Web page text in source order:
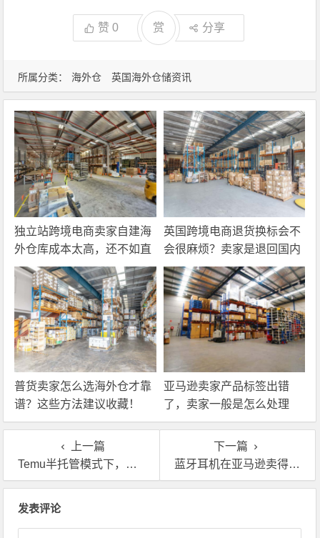
所属分类： 海外仓 英国海外仓储资讯
赞0 赏 分享
独立站跨境电商卖家自建海
外仓库成本太高，还不如直
接找第三方自营海外仓！
英国跨境电商退货换标会不
会很麻烦？卖家是退回国内
还是在海外直接处理？
普货卖家怎么选海外仓才靠
谱？这些方法建议收藏！
亚马逊卖家产品标签出错
了，卖家一般是怎么处理
的？
上一篇
Temu半托管模式下，英国自营海外仓一件代发才是关键
下一篇
蓝牙耳机在亚马逊卖得好？英国自营海外仓专治售后头疼
发表评论